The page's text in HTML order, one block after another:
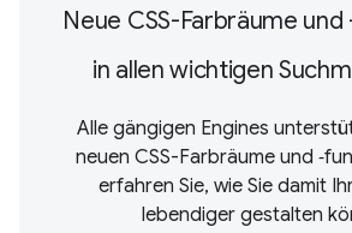
Neue CSS-Farbräume
in allen wichtigen
Alle gängigen Engines
neuen CSS-Farbräume und
erfahren Sie, wie Sie damit
lebendiger gestalten